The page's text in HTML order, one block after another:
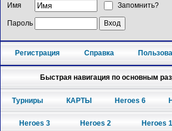
Имя Запомнить?
Пароль
Регистрация Справка
Быстрая навигация по основным
Турниры КАРТЫ Heroes 6
Heroes 3 Heroes 2 Heroes 1